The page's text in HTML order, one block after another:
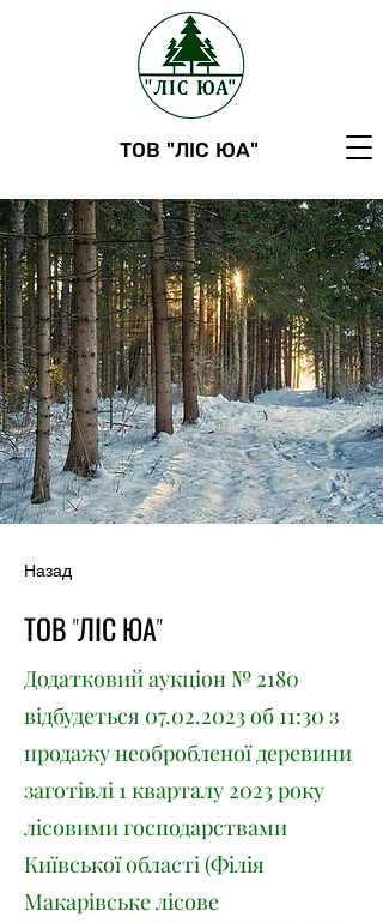
ТОВ "ЛІС ЮА"
Назад
ТОВ "ЛІС ЮА"
Додатковий аукціон № 2180
відбудеться 07.02.2023об 11:30 з
продажу необробленої деревини
заготівлі 1 кварталу 2023 року
лісовими господарствами
Київської області (Філія
Макарівське лісове